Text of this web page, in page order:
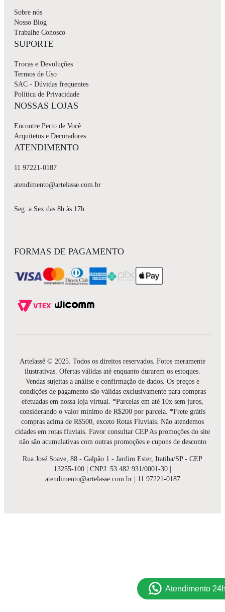
Sobre nós
Nosso Blog
Trabalhe Conosco
SUPORTE
Trocas e Devoluções
Termos de Uso
SAC - Dúvidas frequentes
Política de Privacidade
NOSSAS LOJAS
Encontre Perto de Você
Arquitetos e Decoradores
ATENDIMENTO
11 97221-0187
atendimento@artelasse.com.br
Seg. a Sex das 8h às 17h
FORMAS DE PAGAMENTO
Artelassê © 2025. Todos os direitos reservados. Fotos meramente
ilustrativas. Ofertas válidas até enquanto durarem os estoques.
Vendas sujeitas a análise e confirmação de dados. Os preços e
condições de pagamento são válidas exclusivamente para compras
efetuadas em nossa loja virtual. *Parcelas em até 10x sem juros,
considerando o valor mínimo de R$200 por parcela. *Frete grátis
compras acima de R$500, exceto Rotas Fluviais. Não atendemos
cidades em rotas fluviais. Favor consultar CEP As promoções do site
não são acumulativas com outras promoções e cupons de desconto
Rua José Soave, 88 - Galpão 1 - Jardim Ester, Itatiba/SP - CEP
13255-100 | CNPJ: 53.482.931/0001-30 |
atendimento@artelasse.com.br | 11 97221-0187
Atendimento